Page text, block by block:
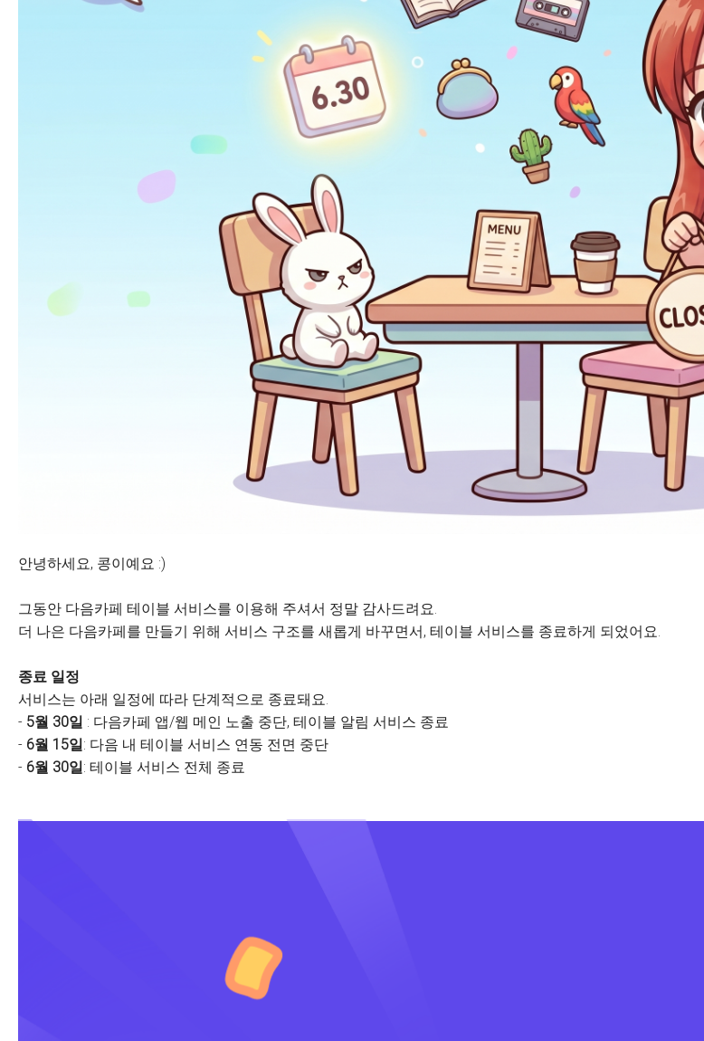
안녕하세요, 콩이예요 :)
그동안 다음카페 테이블 서비스를 이용해 주셔서 정말 감사드려요.
더 나은 다음카페를 만들기 위해 서비스 구조를 새롭게 바꾸면서, 테이블 서비스를 종료하게 되었어요.
종료 일정
서비스는 아래 일정에 따라 단계적으로 종료돼요.
- 5월 30일 : 다음카페 앱/웹 메인 노출 중단, 테이블 알림 서비스 종료
- 6월 15일: 다음 내 테이블 서비스 연동 전면 중단
- 6월 30일: 테이블 서비스 전체 종료